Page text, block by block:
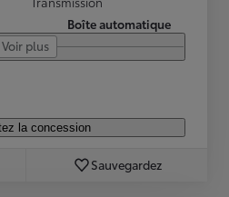
Boîte automatique
Voir plus
la concession
Sauvegardez